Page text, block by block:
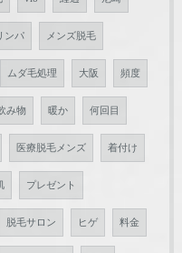
ンパ メンズ脱毛
ムダ毛処理 大阪 頻度
み物 暖か 何回目
医療脱毛メンズ 着付け
プレゼント
脱毛サロン ヒゲ 料金